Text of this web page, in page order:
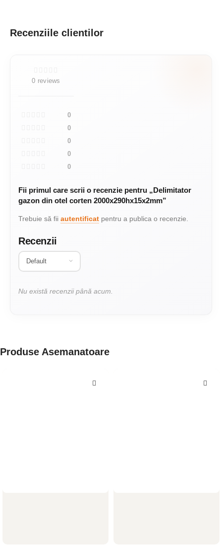
Recenziile clientilor
0 reviews
0
0
0
0
0
Recenzii
Nu există recenzii până acum.
Fii primul care scrii o recenzie pentru „Delimitator
gazon din otel corten 2000x290hx15x2mm”
Trebuie să fii autentificat pentru a publica o recenzie.
Produse Asemanatoare